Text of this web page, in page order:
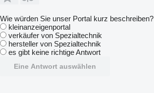
Wie würden Sie unser Portal kurz beschreiben?
kleinanzeigenportal
verkäufer von Spezialtechnik
hersteller von Spezialtechnik
es gibt keine richtige Antwort
Eine Antwort auswählen